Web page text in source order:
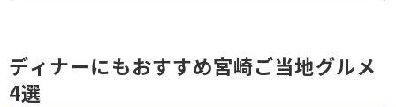
ディナーにもおすすめ宮崎ご当地グルメ
4選